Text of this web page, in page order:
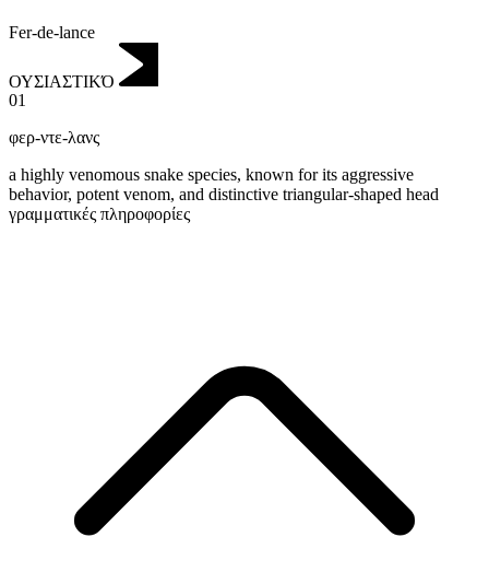
Fer-de-lance
ΟΥΣΙΑΣΤΙΚΌ
01
φερ-ντε-λανς
a highly venomous snake species, known for its aggressive
behavior, potent venom, and distinctive triangular-shaped head
γραμματικές πληροφορίες